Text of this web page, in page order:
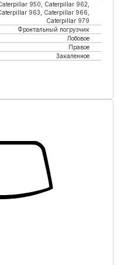
950, Caterpillar 962,
963, Caterpillar 966,
Caterpillar 979
Фронтальный погрузчик
Лобовое
Правое
Закаленное